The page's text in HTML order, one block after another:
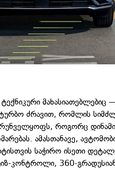
ძრავით, რომლის
როგორც
ამასთანავე,
საჭირო ისეთი
კონტროლი, 360-